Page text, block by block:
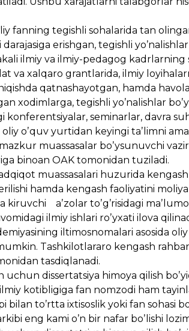
fanning tegishli sohalarida tan
erishgan, tegishli
ilmiy va ilmiy-pedagog
va xalqaro grantlarida, ilmiy
qatnashayotgan, hamda
xodimlarga, tegishli yoʼnalishlar
konferentsiyalar, seminarlar, davra
oʼquv yurtidan keyingi taʼlimni
muassasalar boʼysunuvchi
binoan OАK tomonidan tuziladi.
muassasalari huzurida
hamda kengash faoliyatini
aʼzolar toʼgʼrisidagi
ilmiy ishlari roʼyxati ilova
iltimosnomalari asosida
Tashkilotlararo kengash
tasdiqlanadi.
uchun dissertatsiya himoya qilish
kotibligiga fan nomzodi ham
bilan toʼrtta ixtisoslik yoki fan sohasi
eng kami oʼn bir nafar boʼlishi